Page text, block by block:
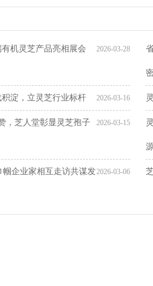
2026-03-28
机灵芝产品亮相展会
2026-03-16
淀，立灵芝行业标杆
2026-03-15
，芝人堂彰显灵芝孢子
2026-03-06
帼企业家相互走访共谋发